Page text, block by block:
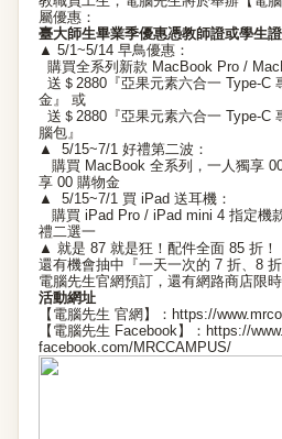
屬優惠：
臺大師生畢業季優惠憑教師證或學生
▲ 5/1~5/14 早鳥優惠：
購買全系列新款 MacBook Pro /
送＄2880『亞果元素六合一 Type-C
金』 或
送＄2880『亞果元素六合一 Type-C
腦包』
▲ 5/15~7/1 好禮第二波：
購買 MacBook 全系列，一人獨享
享 00 購物金
▲ 5/15~7/1 買 iPad 送耳機：
購買 iPad Pro / iPad mini 4 指定機
禮二選一
▲ 就是 87 就是狂！配件全面 85 折！
還有機會抽中『一天一次的 7 折、8 折
電腦先生官網預訂，還有網路商店限
活動網址
【電腦先生 官網】： https://
【電腦先生 Facebook】： https://www.
facebook.com/MRCCAMPUS/